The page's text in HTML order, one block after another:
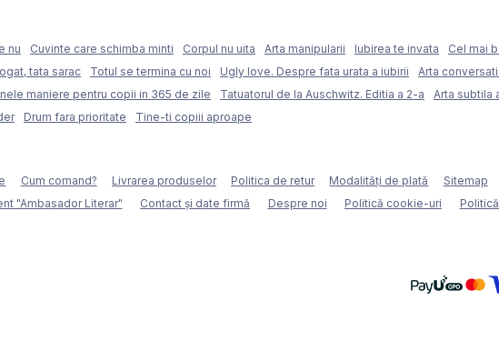
nu Cuvinte care schimba minti Corpul nu uita Arta manipularii Iubirea te invata Cel mai
tata sarac Totul se termina cu noi Ugly love. Despre fata urata a iubirii Arta
maniere pentru copii in 365 de zile Tatuatorul de la Auschwitz. Editia a 2-a Arta subtila
Drum fara prioritate Tine-ti copiii aproape
Cum comand? Livrarea produselor Politica de retur Modalităţi de plată Sitemap
"Ambasador Literar" Contact și date firmă Despre noi Politică cookie-uri